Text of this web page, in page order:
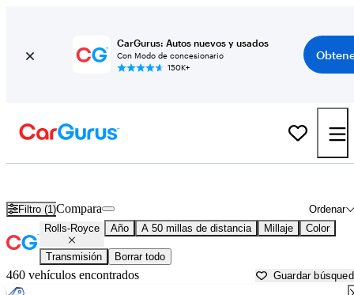
CarGurus: Autos nuevos y usados
Con Modo de concesionario
150K+
Filtro (1) Ordenar
Compara
Rolls-Royce Año A 50 millas de distancia Millaje Color
Transmisión Borrar todo
460 vehículos encontrados Guardar